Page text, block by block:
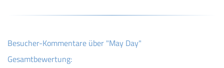
Besucher-Kommentare über "May Day"
Gesamtbewertung: